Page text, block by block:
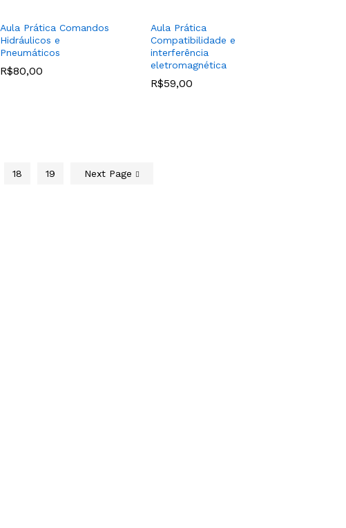
Aula Prática Comandos
Hidráulicos e
Pneumáticos
R$80,00
R$80,00
Aula Prática
Compatibilidade e
interferência
eletromagnética
R$59,00
R$59,00
18 19 Next Page